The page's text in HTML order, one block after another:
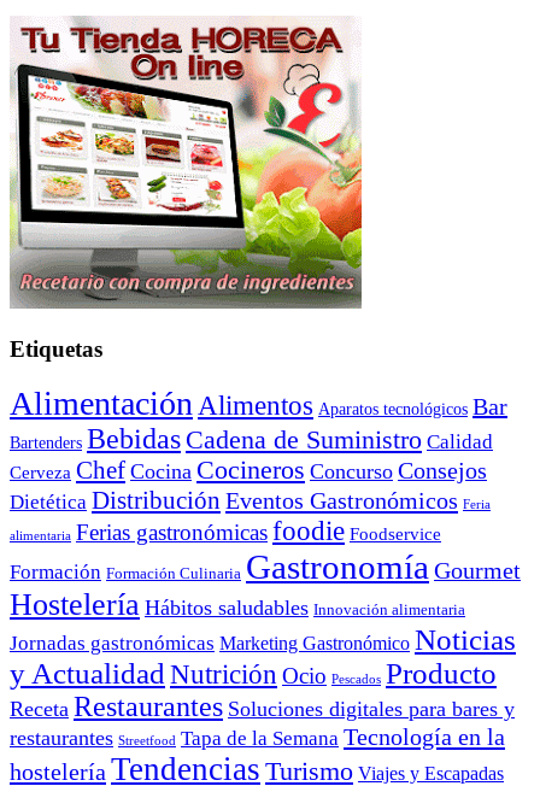
Etiquetas
AlimentaciónAlimentos Aparatos tecnológicos Bar
Bartenders Bebidas Cadena de Suministro Calidad
Cerveza Chef Cocina Cocineros Concurso Consejos
Dietética Distribución Eventos Gastronómicos Feria
alimentaria Ferias gastronómicasfoodie Foodservice
Formación Formación Culinaria GastronomíaGourmet
Hostelería Hábitos saludables Innovación alimentaria
Jornadas gastronómicas Marketing Gastronómico Noticias
y ActualidadNutrición Ocio Pescados Producto
Receta Restaurantes Soluciones digitales para bares y
restaurantes Streetfood Tapa de la Semana Tecnología en la
hosteleríaTendencias Turismo Viajes y Escapadas